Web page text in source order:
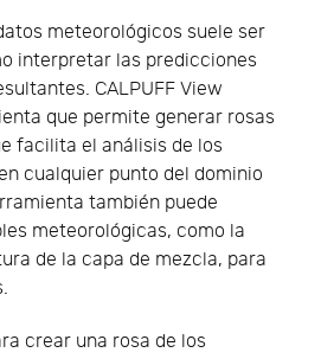
meteorológicos suele ser
interpretar las predicciones
CALPUFF View
que permite generar rosas
facilita el análisis de los
cualquier punto del dominio
también puede
meteorológicas, como la
de la capa de mezcla, para
crear una rosa de los